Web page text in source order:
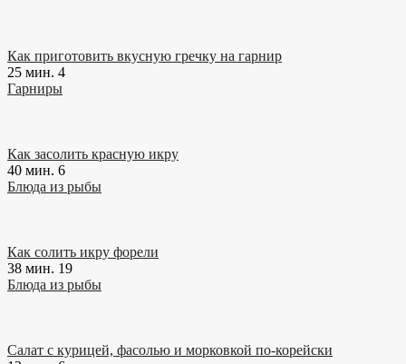
Как приготовить вкусную гречку на гарнир
25 мин. 4
Гарниры
Как засолить красную икру
40 мин. 6
Блюда из рыбы
Как солить икру форели
38 мин. 19
Блюда из рыбы
Салат с курицей, фасолью и морковкой по-корейски